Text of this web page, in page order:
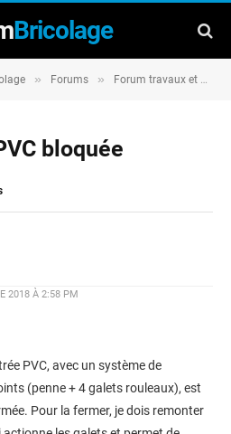
Bricolage
» Forums » Forum travaux et rénovation
bloquée
2018 À 2:58 PM
PVC, avec un système de
(penne + 4 galets rouleaux), est
Pour la fermer, je dois remonter